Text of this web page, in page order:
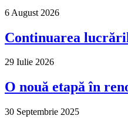
6 August 2026
Continuarea
29 Iulie 2026
O nouă etapă în
30 Septembrie 2025